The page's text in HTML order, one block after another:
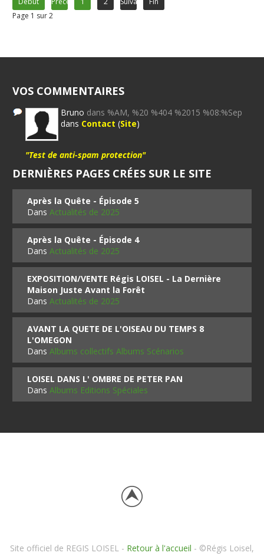
Page 1 sur 2
VOS COMMENTAIRES
Bruno dans %AM, %20 %404 %2015 %08:%Sep
dans Contact (Site)
"Test de anti-spam protection"
DERNIÈRES PAGES CRÉES SUR LE SITE
Après la Quête - Épisode 5
DansActualités de 2025
Après la Quête - Épisode 4
DansActualités de 2025
EXPOSITION/VENTE Régis LOISEL - La Dernière
Maison Juste Avant la Forêt
DansActualités de 2025
AVANT LA QUETE DE L'OISEAU DU TEMPS 8
L'OMEGON
DansAlbums collectifs Albums Scénarios
LOISEL DANS L' OMBRE DE PETER PAN
DansAlbums Editions Spéciales
Site officiel de REGIS LOISEL - Retour à l'accueil - ©Régis Loisel,